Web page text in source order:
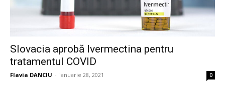
Slovacia aprobă Ivermectina pentru
tratamentul COVID
Flavia DANCIU - ianuarie 28, 2021 0